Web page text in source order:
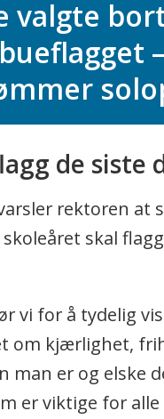
valgte
de siste
rektoren at
skal
vi for å tydelig
om kjærlighet,
man er og elske
er viktige for alle